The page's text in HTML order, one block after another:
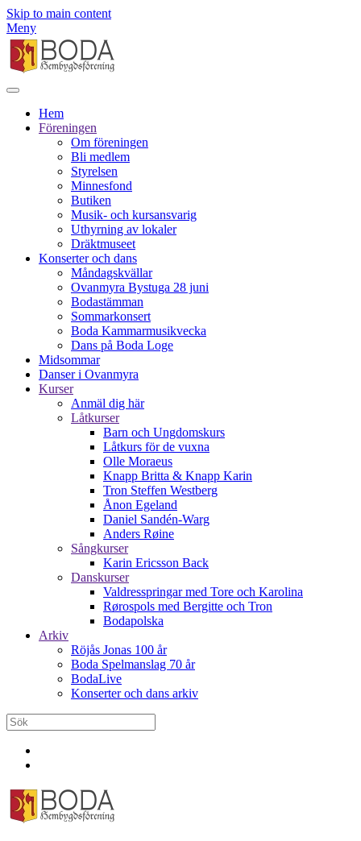
Skip to main content
Meny
Hem
Föreningen
Om föreningen
Bli medlem
Styrelsen
Minnesfond
Butiken
Musik- och kursansvarig
Uthyrning av lokaler
Dräktmuseet
Konserter och dans
Måndagskvällar
Ovanmyra Bystuga 28 juni
Bodastämman
Sommarkonsert
Boda Kammarmusikvecka
Dans på Boda Loge
Midsommar
Danser i Ovanmyra
Kurser
Anmäl dig här
Låtkurser
Barn och Ungdomskurs
Låtkurs för de vuxna
Olle Moraeus
Knapp Britta & Knapp Karin
Tron Steffen Westberg
Ånon Egeland
Daniel Sandén-Warg
Anders Røine
Sångkurser
Karin Ericsson Back
Danskurser
Valdresspringar med Tore och Karolina
Rørospols med Bergitte och Tron
Bodapolska
Arkiv
Röjås Jonas 100 år
Boda Spelmanslag 70 år
BodaLive
Konserter och dans arkiv